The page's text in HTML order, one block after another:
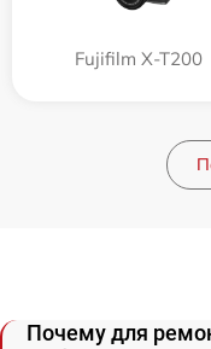
Fujifilm X-T200
Почему для